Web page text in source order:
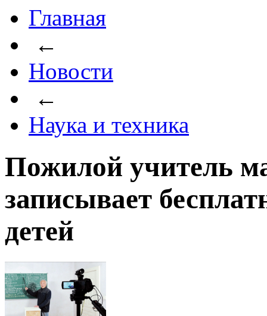
Главная
←
Новости
←
Наука и техника
Пожилой учитель
записывает
детей